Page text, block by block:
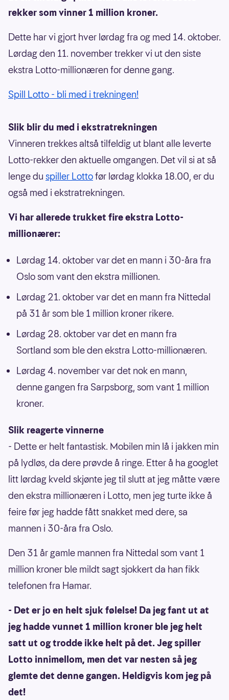
rekker som vinner 1 million kroner.
Dette har vi gjort hver lørdag fra og med 14. oktober.
Lørdag den 11. november trekker vi ut den siste
ekstra Lotto-millionæren for denne gang.
Spill Lotto - bli med i trekningen!
Slik blir du med i ekstratrekningen
Vinneren trekkes altså tilfeldig ut blant alle leverte
Lotto-rekker den aktuelle omgangen. Det vil si at så
lenge du spiller Lottofør lørdag klokka 18.00, er du
også med i ekstratrekningen.
Vi har allerede trukket fire ekstra Lotto-
millionærer:
Lørdag 14. oktober var det en mann i 30-åra fra
Oslo som vant den ekstra millionen.
Lørdag 21. oktober var det en mann fra Nittedal
på 31 år som ble 1 million kroner rikere.
Lørdag 28. oktober var det en mann fra
Sortland som ble den ekstra Lotto-millionæren.
Lørdag 4. november var det nok en mann,
denne gangen fra Sarpsborg, som vant 1 million
kroner.
Slik reagerte vinnerne
- Dette er helt fantastisk. Mobilen min lå i jakken min
på lydløs, da dere prøvde å ringe. Etter å ha googlet
litt lørdag kveld skjønte jeg til slutt at jeg måtte være
den ekstra millionæren i Lotto, men jeg turte ikke å
feire før jeg hadde fått snakket med dere, sa
mannen i 30-åra fra Oslo.
Den 31 år gamle mannen fra Nittedal som vant 1
million kroner ble mildt sagt sjokkert da han fikk
telefonen fra Hamar.
- Det er jo en helt sjuk følelse! Da jeg fant ut at
jeg hadde vunnet 1 million kroner ble jeg helt
satt ut og trodde ikke helt på det. Jeg spiller
Lotto innimellom, men det var nesten så jeg
glemte det denne gangen. Heldigvis kom jeg på
det!